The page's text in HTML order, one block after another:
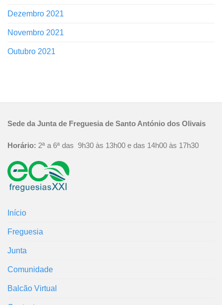
Dezembro 2021
Novembro 2021
Outubro 2021
Sede da Junta de Freguesia de Santo António dos Olivais
Horário: 2ª a 6ª das 9h30 às 13h00 e das 14h00 às 17h30
Início
Freguesia
Junta
Comunidade
Balcão Virtual